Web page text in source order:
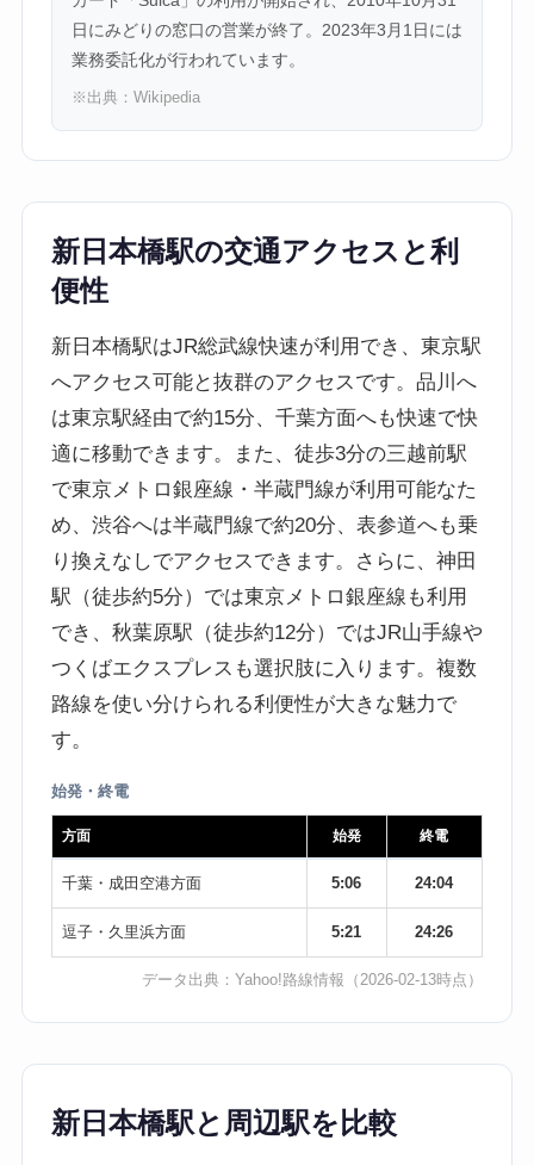
日にみどりの窓口の営業が終了。2023年3月1日には
業務委託化が行われています。
※出典： Wikipedia
新日本橋駅の交通アクセスと利
便性
新日本橋駅はJR総武線快速が利用でき、東京駅
へアクセス可能と抜群のアクセスです。品川へ
は東京駅経由で約15分、千葉方面へも快速で快
適に移動できます。また、徒歩3分の三越前駅
で東京メトロ銀座線・半蔵門線が利用可能なた
め、渋谷へは半蔵門線で約20分、表参道へも乗
り換えなしでアクセスできます。さらに、神田
駅（徒歩約5分）では東京メトロ銀座線も利用
でき、秋葉原駅（徒歩約12分）ではJR山手線や
つくばエクスプレスも選択肢に入ります。複数
路線を使い分けられる利便性が大きな魅力で
す。
始発・終電
方面 始発 終電
千葉・成田空港方面 5:06 24:04
逗子・久里浜方面 5:21 24:26
データ出典：Yahoo!路線情報 （2026-02-13時点）
新日本橋駅と周辺駅を比較